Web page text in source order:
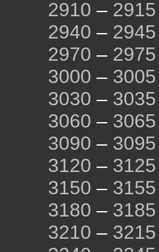
2910 – 2915
2940 – 2945
2970 – 2975
3000 – 3005
3030 – 3035
3060 – 3065
3090 – 3095
3120 – 3125
3150 – 3155
3180 – 3185
3210 – 3215